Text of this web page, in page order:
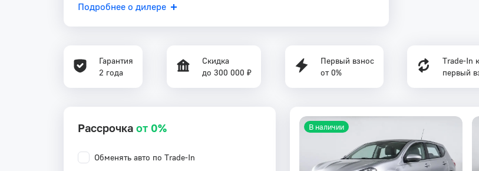
Подробнее о дилере
Гарантия
2 года
Скидка
до 300 000 ₽
Первый взнос
от 0%
Trade-In
первый
Рассрочка от 0%
Обменять авто по Trade-In
В наличии